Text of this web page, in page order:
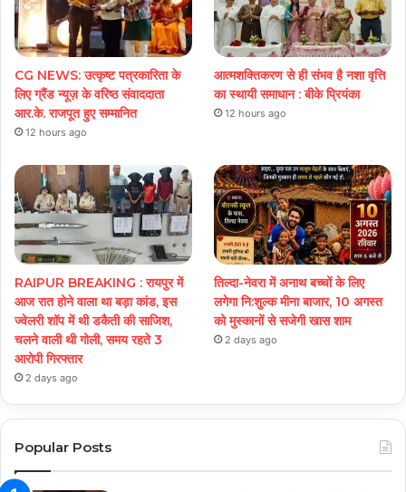
CG NEWS: उत्कृष्ट पत्रकारिता के
लिए ग्रैंड न्यूज़ के वरिष्ठ संवाददाता
आर.के. राजपूत हुए सम्मानित
12 hours ago
आत्मशक्तिकरण से ही संभव है नशा वृत्ति
का स्थायी समाधान : बीके प्रियंका
12 hours ago
RAIPUR BREAKING : रायपुर में
आज रात होने वाला था बड़ा कांड, इस
ज्वेलरी शॉप में थी डकैती की साजिश,
चलने वाली थी गोली, समय रहते 3
आरोपी गिरफ्तार
2 days ago
तिल्दा-नेवरा में अनाथ बच्चों के लिए
लगेगा नि:शुल्क मीना बाजार, 10 अगस्त
को मुस्कानों से सजेगी खास शाम
2 days ago
Popular Posts